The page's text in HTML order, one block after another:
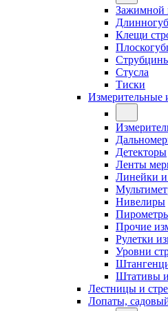
Зажимной
Клещи
Стусла
Тиски
Измерительные
Детекторы
Ленты
Линейки и
Нивелиры
Прочие
Рулетки
Уровни
Штативы
Лестницы и
Лопаты,